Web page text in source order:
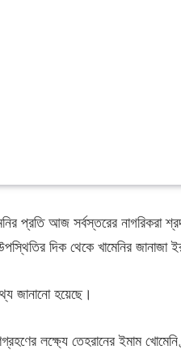
প্রতি আজ সর্বস্তরের নাগরিকরা
দিক থেকে খামেনির জানাজা
জানানো হয়েছে।
লক্ষ্যে তেহরানের ইমাম খোমেনি